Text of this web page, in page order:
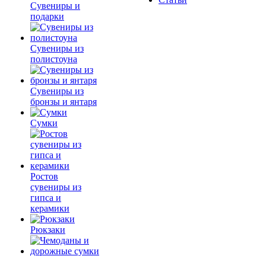
Сувениры и
подарки
Сувениры из
полистоуна
Сувениры из
бронзы и янтаря
Сумки
Ростов
сувениры из
гипса и
керамики
Рюкзаки